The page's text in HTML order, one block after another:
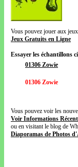
Vous pouvez jouer aux
Jeux Gratuits en Ligne
Essayer les échantillons
01306 Zowie
01306 Zowie
Vous pouvez voir les
Voir Informations
ou en visitant le blog de
Diaporamas de Photos